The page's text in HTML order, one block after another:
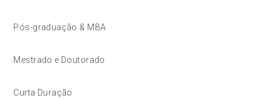
Pós-graduação & MBA
Mestrado e Doutorado
Curta Duração